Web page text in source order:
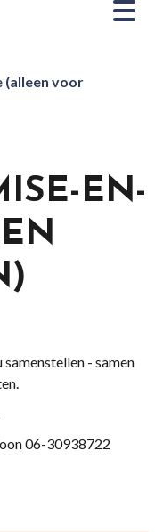
(alleen voor
EN-
- samen
06-30938722